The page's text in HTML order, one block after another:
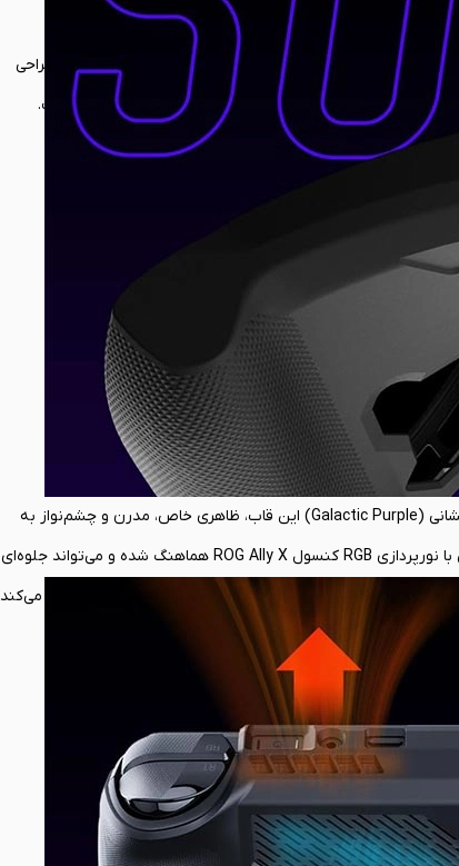
ایده‌آل برای بازی با یک کنترلر جداگانه یا تماشای محتوای
مانع به تمامی پورت‌ها و دکمه‌ها را تضمین می‌کند، بلکه با طراحی
به تلویزیون، دیگر نیازی به خارج کردن قاب نخواهید داشت.
این سطح از کارایی، با یک طراحی بصری منحصربه‌فرد نیز همراه شده است. رنگ بنفش کهکشانی (Galactic Purple) این قاب، ظاهری خاص، مدرن و چشم‌نواز به
کنسول شما می‌بخشد که آن را از سایر دستگاه‌های مشابه متمایز می‌کند. این رنگ، به خوبی با نورپردازی RGB کنسول ROG Ally X هماهنگ شده و می‌تواند جلوه‌ای
ساده نیست؛ بلکه نشانه‌ای از سبک و سلیقه شماست که مشخص می‌کند